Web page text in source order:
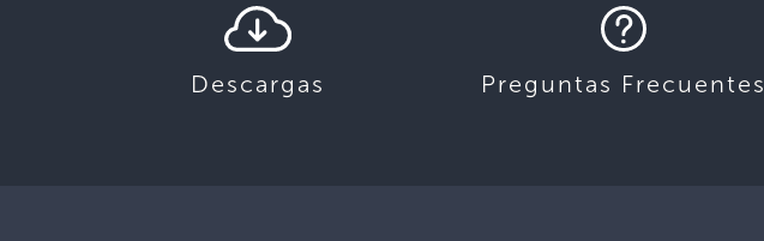
Descargas Preguntas Frecuentes